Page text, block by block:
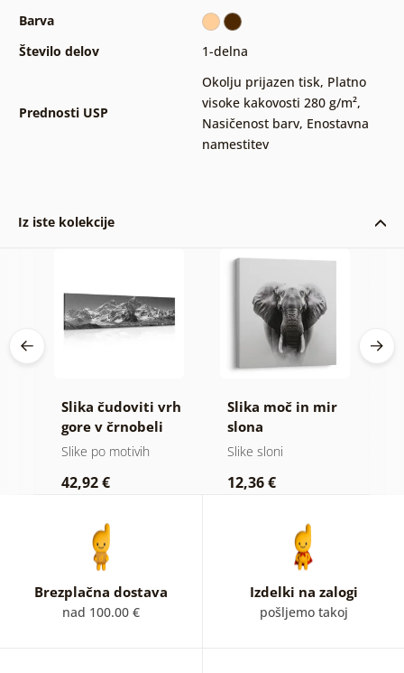
Barva
Število delov
1-delna
Prednosti USP
Okolju prijazen tisk, Platno
visoke kakovosti 280 g/m²,
Nasičenost barv, Enostavna
namestitev
Iz iste kolekcije
Slika čudoviti vrh
gore v črnobeli
izvedbi
Slike po motivih
42,92 €
Slika moč in mir
slona
Slike sloni
12,36 €
Brezplačna dostava
nad 100.00 €
Izdelki na zalogi
pošljemo takoj